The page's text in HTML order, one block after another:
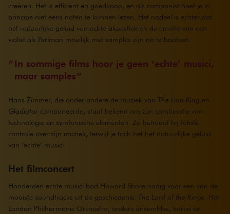
creëren. Het is efficiënt en goedkoop, en als componist hoef je in
principe niet eens noten te kunnen lezen. Het nadeel is echter dat
het natuurlijke geluid van echte akoestiek en de emotie van een
violist als Perlman moeilijk met samples zijn na te bootsen.
In sommige films hoor je geen ‘echte’ musici,
maar samples
Hans Zimmer, die onder andere de muziek van The Lion King en
Gladiator componeerde, staat bekend om zijn combinatie van
technologie en symfonische elementen. Zo behoudt hij totale
controle over zijn muziek, terwijl je toch het het natuurlijke geluid
van ‘echte’ musici.
Het filmconcert
Honderden echte musici had Howard Shore nodig voor een van de
mooiste soundtracks uit de geschiedenis: The Lord of the Rings. Het
London Philharmonic Orchestra, andere ensembles, koren en